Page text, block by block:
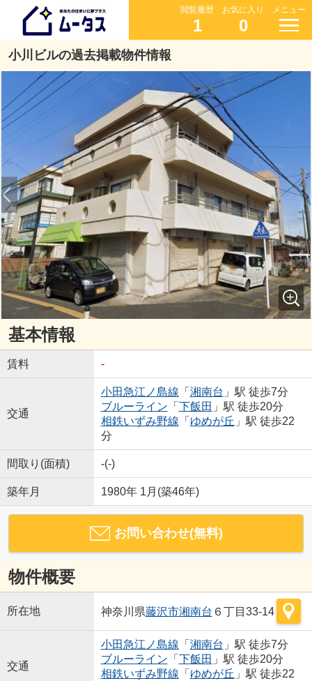
閲覧履歴
1
お気に入り
0
メニュー
小川ビルの過去掲載物件情報
基本情報
賃料 -
交通
小田急江ノ島線 「 湘南台 」駅 徒歩7分
ブルーライン 「 下飯田 」駅 徒歩20分
相鉄いずみ野線 「 ゆめが丘 」駅 徒歩22
分
間取り(面積) -(-)
築年月 1980年 1月(築46年)
お問い合わせ(無料)
物件概要
所在地 神奈川県藤沢市湘南台 ６丁目33-14
交通
小田急江ノ島線 「 湘南台 」駅 徒歩7分
ブルーライン 「 下飯田 」駅 徒歩20分
相鉄いずみ野線 「 ゆめが丘 」駅 徒歩22